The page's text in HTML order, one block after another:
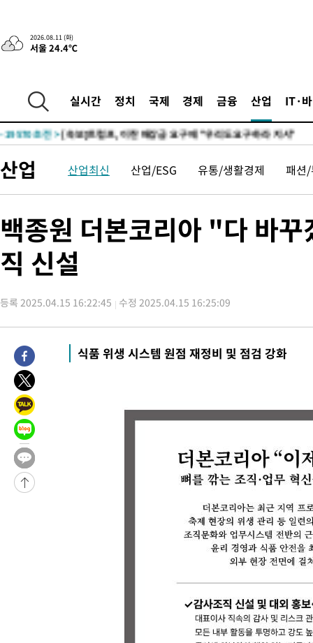
2026.08.11 (화)
서울 24.4℃
실시간 정치 국제 경제 금융 산업 IT·
-19590초 전 >
[속보]트럼프, 이란 배상금 요구에 "우리도 요구하라 지시"
-31631초 전 >
-19570초 전 >[속보]트럼프, 이란 배상금 요구에 "우리도 요구하라 지시"
-19590초 전 >
[속보]트럼프, 이란 배상금 요구에 "우리도 요구하라 지시"
산업 산업최신 산업/ESG 유통/생활경제 패션
백종원 더본코리아 "다 바
직 신설
등록 2025.04.15 16:22:45 수정 2025.04.15 16:25:09
식품 위생 시스템 원점 재정비 및 점검 강화